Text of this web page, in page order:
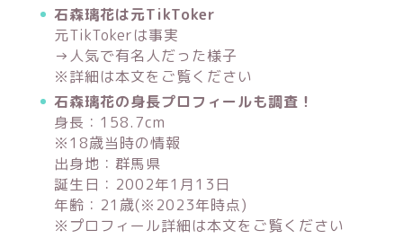
石森璃花は元TikToker
元TikTokerは事実
→人気で有名人だった様子
※詳細は本文をご覧ください
石森璃花の身長プロフィールも調査！
身長：158.7cm
※18歳当時の情報
出身地：群馬県
誕生日：2002年1月13日
年齢：21歳(※2023年時点)
※プロフィール詳細は本文をご覧ください